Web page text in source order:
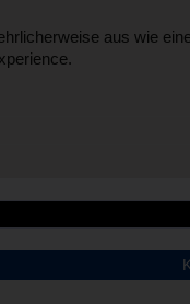
aus wie